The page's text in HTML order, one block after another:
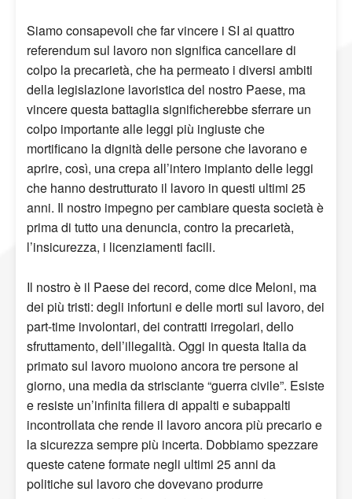
Siamo consapevoli che far vincere i SI ai quattro
referendum sul lavoro non significa cancellare di
colpo la precarietà, che ha permeato i diversi ambiti
della legislazione lavoristica del nostro Paese, ma
vincere questa battaglia significherebbe sferrare un
colpo importante alle leggi più ingiuste che
mortificano la dignità delle persone che lavorano e
aprire, così, una crepa all’intero impianto delle leggi
che hanno destrutturato il lavoro in questi ultimi 25
anni. Il nostro impegno per cambiare questa società è
prima di tutto una denuncia, contro la precarietà,
l’insicurezza, i licenziamenti facili.
Il nostro è il Paese dei record, come dice Meloni, ma
dei più tristi: degli infortuni e delle morti sul lavoro, dei
part-time involontari, dei contratti irregolari, dello
sfruttamento, dell’illegalità. Oggi in questa Italia da
primato sul lavoro muoiono ancora tre persone al
giorno, una media da strisciante “guerra civile”. Esiste
e resiste un’infinita filiera di appalti e subappalti
incontrollata che rende il lavoro ancora più precario e
la sicurezza sempre più incerta. Dobbiamo spezzare
queste catene formate negli ultimi 25 anni da
politiche sul lavoro che dovevano produrre